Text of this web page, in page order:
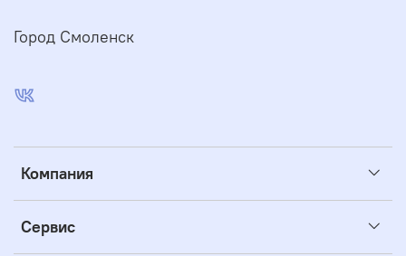
Компания
Сервис
Город Смоленск